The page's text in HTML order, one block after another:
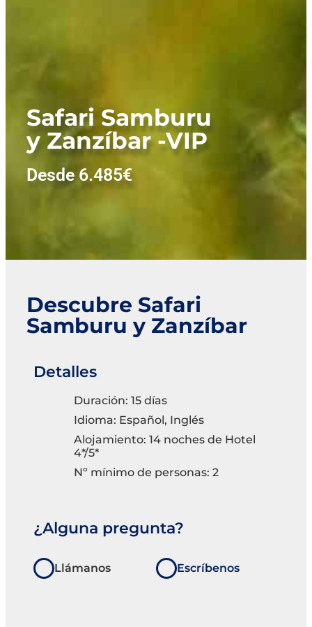
Safari Samburu
y Zanzíbar -VIP
Desde 6.485€
Descubre Safari
Samburu y Zanzíbar
Detalles
Duración: 15 días
Idioma: Español, Inglés
Alojamiento: 14 noches de Hotel
4*/5*
Nº mínimo de personas: 2
¿Alguna pregunta?
Llámanos Escríbenos